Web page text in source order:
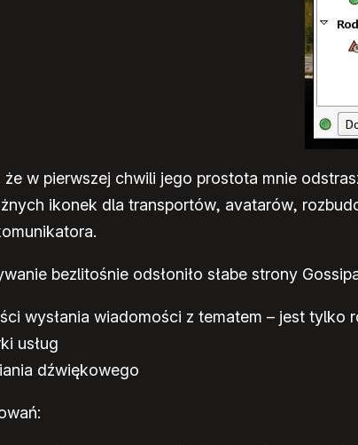
w pierwszej chwili jego prostota mnie
ikonek dla transportów, avatarów,
bezlitośnie odsłoniło słabe strony
wysłania wiadomości z tematem – jest tylko
usług
dźwiękowego